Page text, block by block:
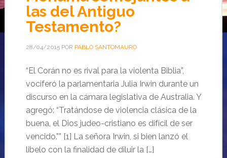
las del Antiguo
Testamento?
28/04/2015POR PABLO SANTOMAURO
“El Corán no es rival para la violenta Biblia”,
vociferó la parlamentaria Julia Irwin durante un
discurso en la cámara legislativa de Australia. Y
agregó: “Tratándose de violencia clásica de la
buena, el Dios judeo-cristiano es difícil de ser
vencido.”” [1] La señora Irwin, si bien lanzó el
libelo con la finalidad de diluir la […]